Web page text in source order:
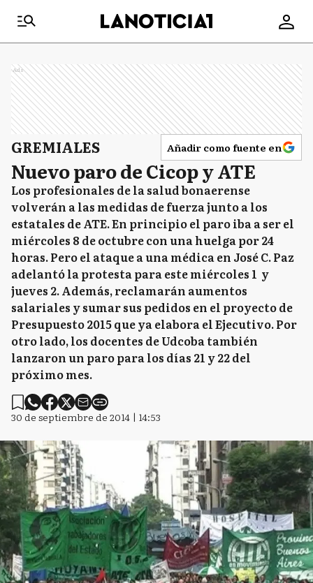
Ads
GREMIALES Añadir como fuente en
Nuevo paro de Cicop y ATE
Los profesionales de la salud bonaerense
volverán a las medidas de fuerza junto a los
estatales de ATE. En principio el paro iba a ser el
miércoles 8 de octubre con una huelga por 24
horas. Pero el ataque a una médica en José C. Paz
adelantó la protesta para este miércoles 1 y
jueves 2. Además, reclamarán aumentos
salariales y sumar sus pedidos en el proyecto de
Presupuesto 2015 que ya elabora el Ejecutivo. Por
otro lado, los docentes de Udcoba también
lanzaron un paro para los días 21 y 22 del
próximo mes.
30 de septiembre de 2014 | 14:53